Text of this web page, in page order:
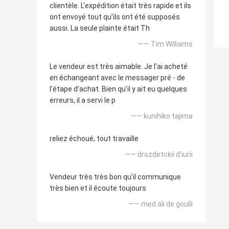
clientèle. L'expédition était très rapide et ils
ont envoyé tout qu'ils ont été supposés
aussi. La seule plainte était Th
—— Tim Williams
Le vendeur est très aimable. Je l'ai acheté
en échangeant avec le messager pré - de
l'étape d'achat. Bien qu'il y ait eu quelques
erreurs, il a servi le p
—— kunihiko tajima
reliez échoué, tout travaille
—— drozdetckii d'iurii
Vendeur très très bon qu'il communique
très bien et il écoute toujours
—— med ali de goulli